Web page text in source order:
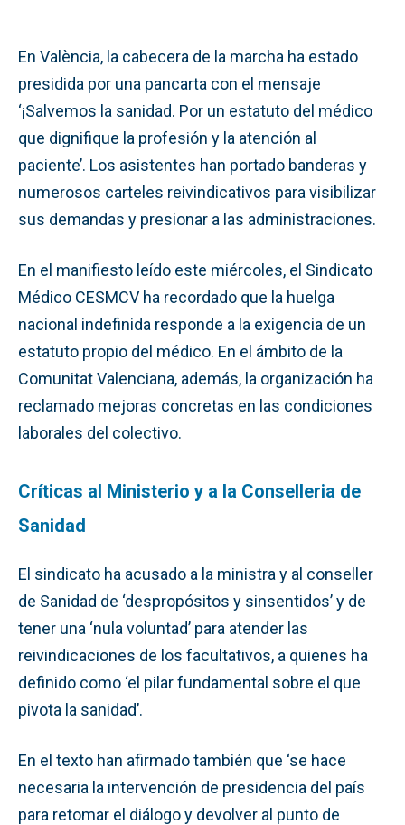
En València, la cabecera de la marcha ha estado
presidida por una pancarta con el mensaje
‘¡Salvemos la sanidad. Por un estatuto del médico
que dignifique la profesión y la atención al
paciente’. Los asistentes han portado banderas y
numerosos carteles reivindicativos para visibilizar
sus demandas y presionar a las administraciones.
En el manifiesto leído este miércoles, el Sindicato
Médico CESMCV ha recordado que la huelga
nacional indefinida responde a la exigencia de un
estatuto propio del médico. En el ámbito de la
Comunitat Valenciana, además, la organización ha
reclamado mejoras concretas en las condiciones
laborales del colectivo.
Críticas al Ministerio y a la Conselleria de
Sanidad
El sindicato ha acusado a la ministra y al conseller
de Sanidad de ‘despropósitos y sinsentidos’ y de
tener una ‘nula voluntad’ para atender las
reivindicaciones de los facultativos, a quienes ha
definido como ‘el pilar fundamental sobre el que
pivota la sanidad’.
En el texto han afirmado también que ‘se hace
necesaria la intervención de presidencia del país
para retomar el diálogo y devolver al punto de